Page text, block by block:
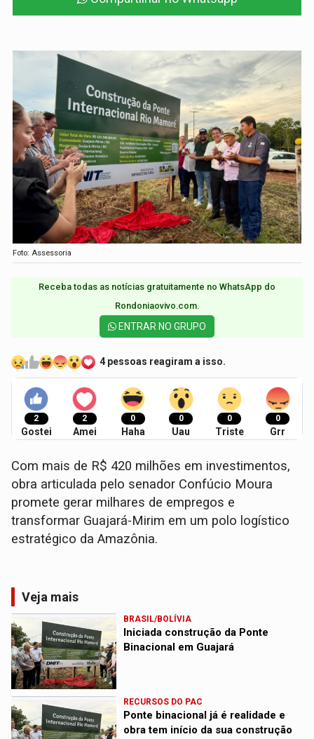
Foto: Assessoria
Receba todas as notícias gratuitamente no WhatsApp do
Rondoniaovivo.com.​
ENTRAR NO GRUPO
4 pessoas reagiram a isso.
2
Gostei
2
Amei
0
Haha
0
Uau
0
Triste
0
Grr
Com mais de R$ 420 milhões em investimentos,
obra articulada pelo senador Confúcio Moura
promete gerar milhares de empregos e
transformar Guajará-Mirim em um polo logístico
estratégico da Amazônia.
Veja mais
BRASIL/BOLÍVIA
Iniciada construção da Ponte
Binacional em Guajará
RECURSOS DO PAC
Ponte binacional já é realidade e
obra tem início da sua construção